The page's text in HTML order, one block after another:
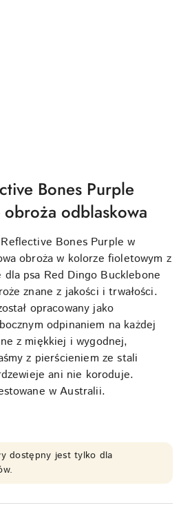
Bones Purple
odblaskowa
Bones Purple w
obroża w kolorze fioletowym z
psa Red Dingo Bucklebone
znane z jakości i trwałości.
opracowany jako
odpinaniem na każdej
z miękkiej i wygodnej,
z pierścieniem ze stali
ani nie koroduje.
w Australii.
dostępny jest tylko dla